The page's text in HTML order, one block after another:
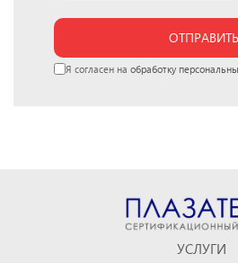
ОТПРАВИТЬ
Я согласен на обработку
УСЛУГИ